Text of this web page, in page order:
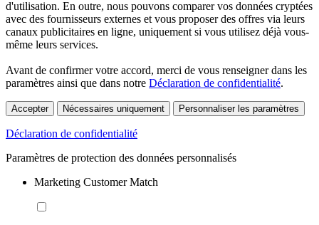
d'utilisation. En outre, nous pouvons comparer vos données cryptées
avec des fournisseurs externes et vous proposer des offres via leurs
canaux publicitaires en ligne, uniquement si vous utilisez déjà vous-
même leurs services.
Avant de confirmer votre accord, merci de vous renseigner dans les
paramètres ainsi que dans notre Déclaration de confidentialité.
Accepter Nécessaires uniquement Personnaliser les paramètres
Déclaration de confidentialité
Paramètres de protection des données personnalisés
Marketing Customer Match